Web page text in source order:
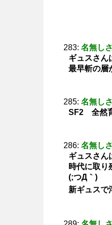
283: 名無し
ギュスさん
最早斬の
285: 名無し
SF2 全然
286: 名無し
ギュスさん
時代に取り
(;つД｀)
新ギュスで